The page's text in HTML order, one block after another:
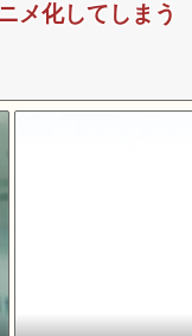
メ化してしまう